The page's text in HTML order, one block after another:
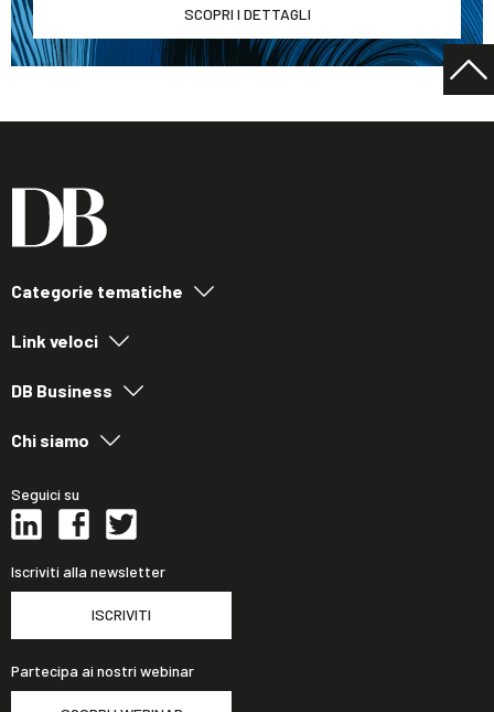
SCOPRI I DETTAGLI
Categorie tematiche
Link veloci
DB Business
Chi siamo
Seguici su
Iscriviti alla newsletter
ISCRIVITI
Partecipa ai nostri webinar